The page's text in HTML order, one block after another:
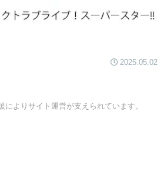
2025.05.02
よりサイト運営が支えられています。